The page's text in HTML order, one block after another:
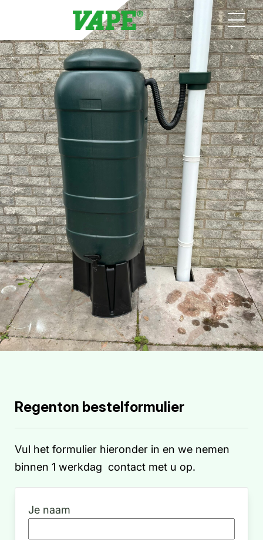
Regenton bestelformulier
Vul het formulier hieronder in en we nemen
binnen 1 werkdag contact met u op.
Je naam